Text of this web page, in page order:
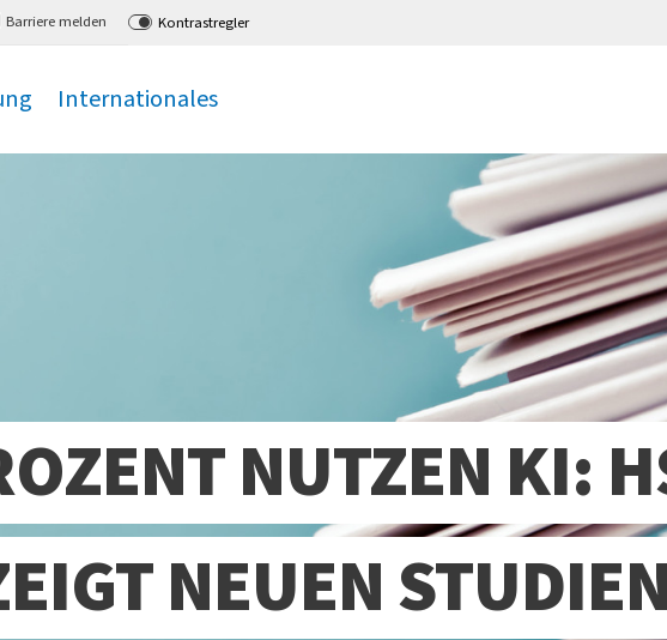
Barriere melden Kontrastregler
Internationales
NUTZEN KI:
NEUEN